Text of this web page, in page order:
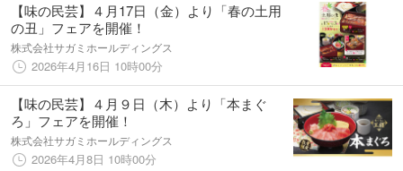
【味の民芸】４月17日（金）より「春の土用
の丑」フェアを開催！
株式会社サガミホールディングス
2026年4月16日 10時00分
【味の民芸】４月９日（木）より「本まぐ
ろ」フェアを開催！
株式会社サガミホールディングス
2026年4月8日 10時00分